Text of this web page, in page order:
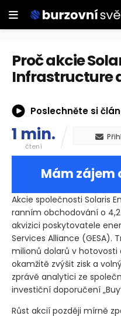
Proč akcie
Infrastructure
Poslechněte si
1 min.
čtení
Mám zájem
Akcie společnosti Solaris
ranním obchodování o
akvizici poskytovatele
Services Alliance (GESA).
milionů dolarů v hotovosti
okamžitě zvýšit zisk a
zprávě analytici ze
investiční doporučení
Růst akcií později mírně